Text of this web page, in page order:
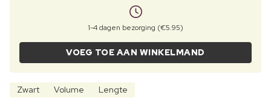
1-4 dagen bezorging (€5.95)
VOEG TOE AAN WINKELMAND
Zwart Volume Lengte